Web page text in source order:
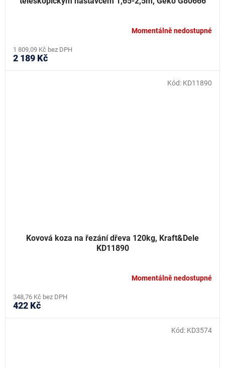
Momentálně nedostupné
1 809,09 Kč bez DPH
2 189 Kč
Kovová koza na řezání dřeva 120kg, Kraft&Dele
KD11890
Momentálně nedostupné
348,76 Kč bez DPH
422 Kč
Kód: KD11890
Kód: KD3574